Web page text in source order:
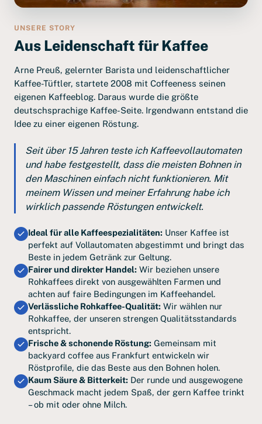
UNSERE STORY
Aus Leidenschaft für Kaffee
Arne Preuß, gelernter Barista und leidenschaftlicher
Kaffee-Tüftler, startete 2008 mit Coffeeness seinen
eigenen Kaffeeblog. Daraus wurde die größte
deutschsprachige Kaffee-Seite. Irgendwann entstand die
Idee zu einer eigenen Röstung.
Seit über 15 Jahren teste ich Kaffeevollautomaten
und habe festgestellt, dass die meisten Bohnen in
den Maschinen einfach nicht funktionieren. Mit
meinem Wissen und meiner Erfahrung habe ich
wirklich passende Röstungen entwickelt.
Ideal für alle Kaffeespezialitäten: Unser Kaffee ist
perfekt auf Vollautomaten abgestimmt und bringt das
Beste in jedem Getränk zur Geltung.
Fairer und direkter Handel: Wir beziehen unsere
Rohkaffees direkt von ausgewählten Farmen und
achten auf faire Bedingungen im Kaffeehandel.
Verlässliche Rohkaffee-Qualität: Wir wählen nur
Rohkaffee, der unseren strengen Qualitätsstandards
entspricht.
Frische & schonende Röstung: Gemeinsam mit
backyard coffee aus Frankfurt entwickeln wir
Röstprofile, die das Beste aus den Bohnen holen.
Kaum Säure & Bitterkeit: Der runde und ausgewogene
Geschmack macht jedem Spaß, der gern Kaffee trinkt
– ob mit oder ohne Milch.